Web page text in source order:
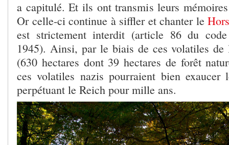
a capitulé. Et ils ont transmis leurs
Or celle-ci continue à siffler et chanter le
est strictement interdit (article 86 du
1945). Ainsi, par le biais de ces volatiles de
(630 hectares dont 39 hectares de forêt
ces volatiles nazis pourraient bien
perpétuant le Reich pour mille ans.